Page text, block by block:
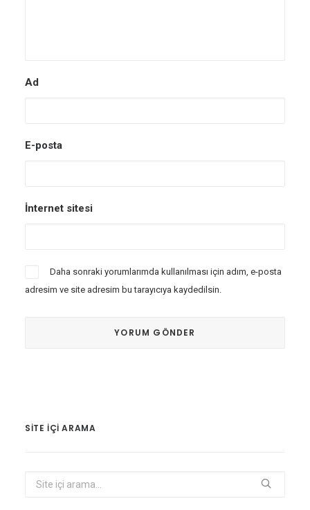
Ad
E-posta
İnternet sitesi
Daha sonraki yorumlarımda kullanılması için adım, e-posta
adresim ve site adresim bu tarayıcıya kaydedilsin.
SITE IÇI ARAMA